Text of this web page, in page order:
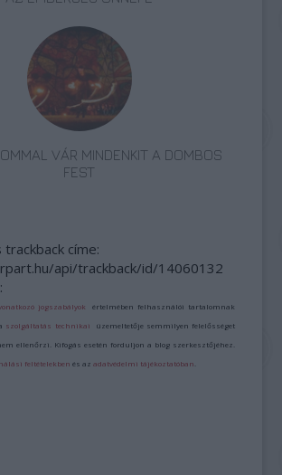
VÁR MINDENKIT A DOMBOS
FEST
címe:
api/trackback/id/14060132
jogszabályok értelmében felhasználói tartalomnak
szolgáltatás technikai üzemeltetője semmilyen felelősséget
ellenőrzi. Kifogás esetén forduljon a blog szerkesztőjéhez.
feltételekben és azadatvédelmi tájékoztatóban